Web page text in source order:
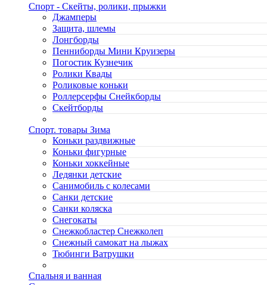
Спорт - Скейты, ролики, прыжки
Джамперы
Защита, шлемы
Лонгборды
Пенниборды Мини Круизеры
Погостик Кузнечик
Ролики Квады
Роликовые коньки
Роллерсерфы Снейкборды
Скейтборды
Спорт. товары Зима
Коньки раздвижные
Коньки фигурные
Коньки хоккейные
Ледянки детские
Санимобиль с колесами
Санки детские
Санки коляска
Снегокаты
Снежкобластер Снежколеп
Снежный самокат на лыжах
Тюбинги Ватрушки
Спальня и ванная